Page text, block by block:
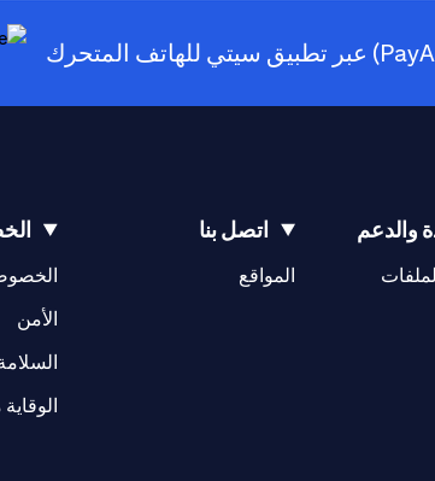
والدعم اتصل بنا
المواقع
(opens in a new tab)
الأمن